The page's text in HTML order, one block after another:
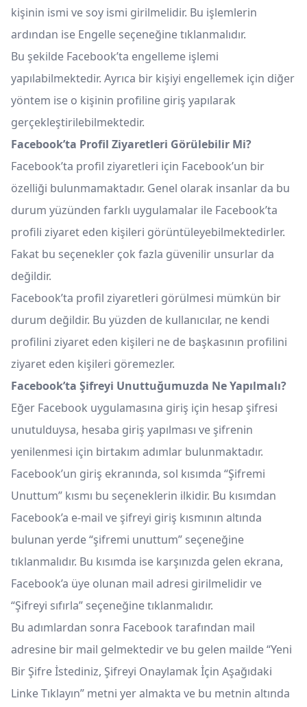
kişinin ismi ve soy ismi girilmelidir. Bu işlemlerin
ardından ise Engelle seçeneğine tıklanmalıdır.
Bu şekilde Facebook’ta engelleme işlemi
yapılabilmektedir. Ayrıca bir kişiyi engellemek için diğer
yöntem ise o kişinin profiline giriş yapılarak
gerçekleştirilebilmektedir.
Facebook’ta Profil Ziyaretleri Görülebilir Mi?
Facebook’ta profil ziyaretleri için Facebook’un bir
özelliği bulunmamaktadır. Genel olarak insanlar da bu
durum yüzünden farklı uygulamalar ile Facebook’ta
profili ziyaret eden kişileri görüntüleyebilmektedirler.
Fakat bu seçenekler çok fazla güvenilir unsurlar da
değildir.
Facebook’ta profil ziyaretleri görülmesi mümkün bir
durum değildir. Bu yüzden de kullanıcılar, ne kendi
profilini ziyaret eden kişileri ne de başkasının profilini
ziyaret eden kişileri göremezler.
Facebook’ta Şifreyi Unuttuğumuzda Ne Yapılmalı?
Eğer Facebook uygulamasına giriş için hesap şifresi
unutulduysa, hesaba giriş yapılması ve şifrenin
yenilenmesi için birtakım adımlar bulunmaktadır.
Facebook’un giriş ekranında, sol kısımda “Şifremi
Unuttum” kısmı bu seçeneklerin ilkidir. Bu kısımdan
Facebook’a e-mail ve şifreyi giriş kısmının altında
bulunan yerde “şifremi unuttum” seçeneğine
tıklanmalıdır. Bu kısımda ise karşınızda gelen ekrana,
Facebook’a üye olunan mail adresi girilmelidir ve
“Şifreyi sıfırla” seçeneğine tıklanmalıdır.
Bu adımlardan sonra Facebook tarafından mail
adresine bir mail gelmektedir ve bu gelen mailde “Yeni
Bir Şifre İstediniz, Şifreyi Onaylamak İçin Aşağıdaki
Linke Tıklayın” metni yer almakta ve bu metnin altında